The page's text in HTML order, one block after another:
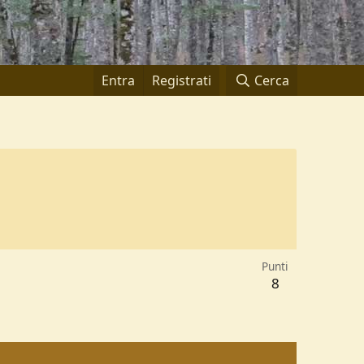
Entra Registrati Cerca
Punti
8